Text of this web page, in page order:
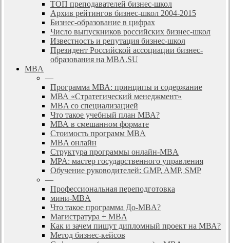
ТОП преподавателей бизнес-школ
Архив рейтингов бизнес-школ 2004-2015
Бизнес-образование в цифрах
Число выпускников российских бизнес-школ
Известность и репутация бизнес-школ
Президент Российской ассоциации бизнес-
образования на MBA.SU
MBA
—
Программа МВА: принципы и содержание
МВА «Cтратегический менеджмент»
MBA со специализацией
Что такое учебный план МВА?
МВА в смешанном формате
Стоимость программ MBA
MBA онлайн
Cтруктура программы онлайн-MBA
MPA: мастер государственного управления
Обучение руководителей: GMP, AMP, SMP
—
Профессиональная переподготовка
мини-MBA
Что такое программа До-MBA?
Магистратура + MBA
Как и зачем пишут дипломный проект на МВА?
Метод бизнес-кейсов